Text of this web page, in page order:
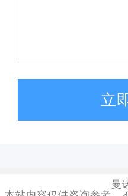
立
曼